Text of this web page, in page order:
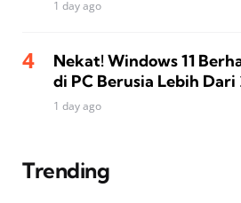
1 day ago
Nekat! Windows 11
di PC Berusia Lebih Dari
1 day ago
Trending